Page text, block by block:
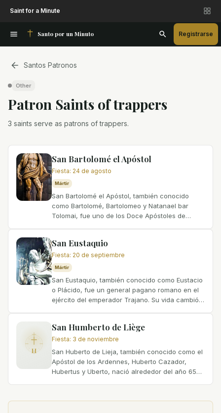
Saint for a Minute
Santo por un Minuto Registrarse
Santos Patronos
Other
Patron Saints oftrappers
3 saints serve as patrons of trappers.
San Bartolomé el Apóstol
Fiesta: 24 de agosto
Mártir
San Bartolomé el Apóstol, también conocido
como Bartolomé, Bartolomeo y Natanael bar
Tolomai, fue uno de los Doce Apóstoles de
San Eustaquio
Fiesta: 20 de septiembre
Mártir
San Eustaquio, también conocido como Eustacio
o Plácido, fue un general pagano romano en el
ejército del emperador Trajano. Su vida cambió
H
San Humberto de Liège
Fiesta: 3 de noviembre
San Huberto de Lieja, también conocido como el
Apóstol de los Ardennes, Huberto Cazador,
Hubertus y Uberto, nació alrededor del año 656